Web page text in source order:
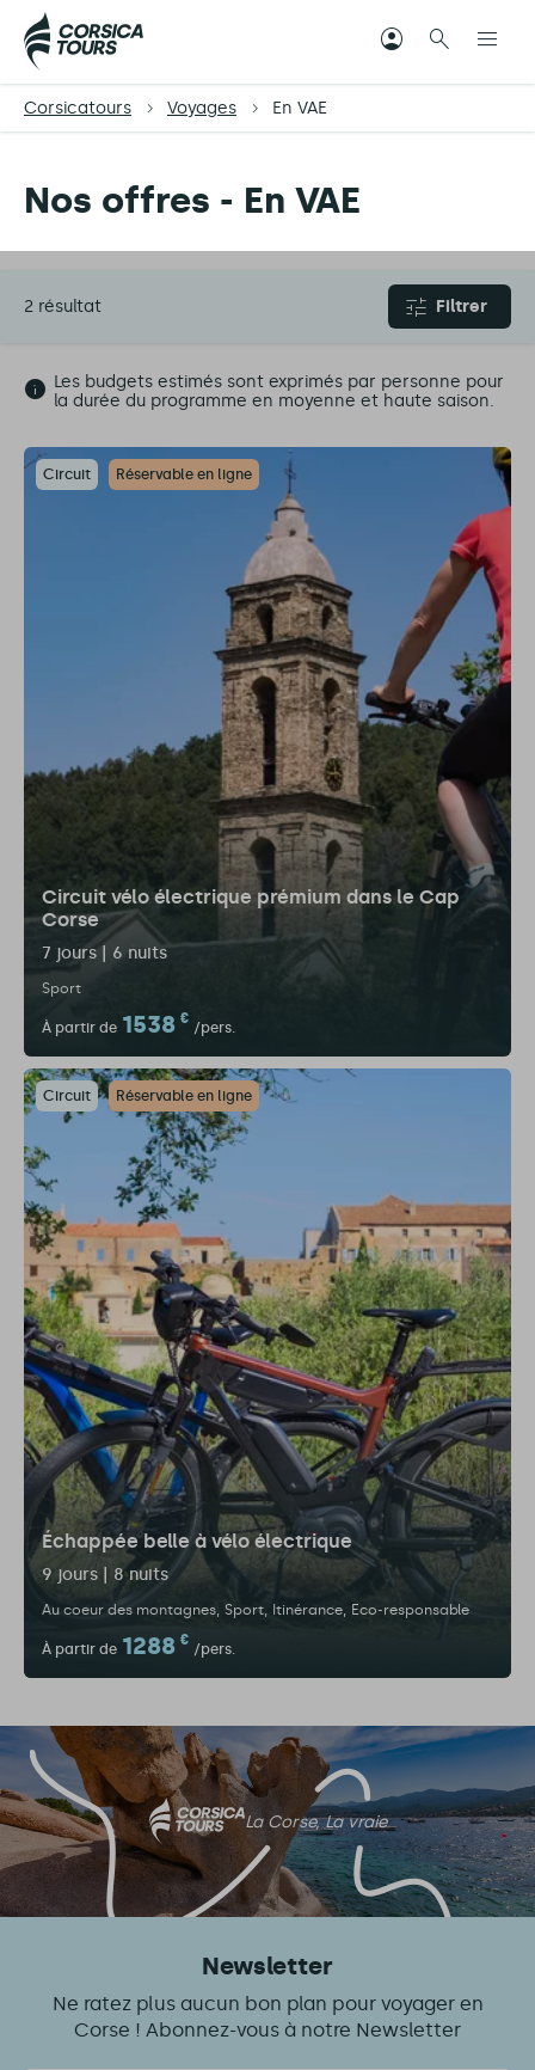
Corsicatours Voyages En VAE
Nos offres - En VAE
2 résultat Filtrer
Les budgets estimés sont exprimés par personne pour
la durée du programme en moyenne et haute saison.
Circuit Réservable en ligne
Circuit vélo électrique prémium dans le Cap
Corse
7 jours | 6 nuits
Sport
À partir de 1538 €
/pers.
Circuit Réservable en ligne
Échappée belle à vélo électrique
9 jours | 8 nuits
Au coeur des montagnes Sport Itinérance Eco-responsable
À partir de 1288 €
/pers.
La Corse, La vraie
Newsletter
Ne ratez plus aucun bon plan pour voyager en
Corse ! Abonnez-vous à notre Newsletter